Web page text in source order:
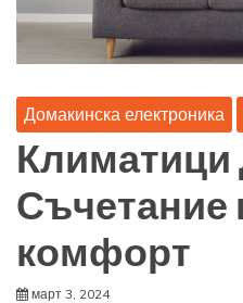
Домакинска електроника
Климатици
Съчетание
комфорт
март 3, 2024